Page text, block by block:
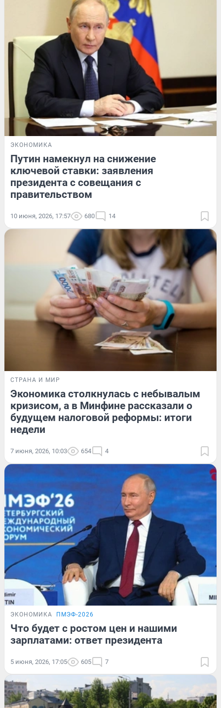
ЭКОНОМИКА
Путин намекнул на снижение
ключевой ставки: заявления
президента с совещания с
правительством
10 июня, 2026, 17:57 680 14
СТРАНА И МИР
Экономика столкнулась с небывалым
кризисом, а в Минфине рассказали о
будущем налоговой реформы: итоги
недели
7 июня, 2026, 10:03 654 4
ЭКОНОМИКА ПМЭФ-2026
Что будет с ростом цен и нашими
зарплатами: ответ президента
5 июня, 2026, 17:05 605 7